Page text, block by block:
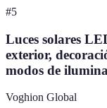
#5
Luces solares
exterior,
modos de
Voghion Global